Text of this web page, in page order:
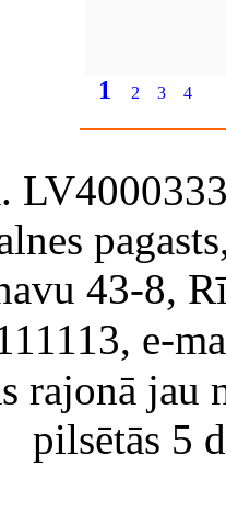
1 2 3 4
43-8,
e-
rajonā jau
pilsētās 5